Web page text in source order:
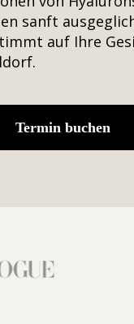
sanft
auf Ihre
Termin buchen